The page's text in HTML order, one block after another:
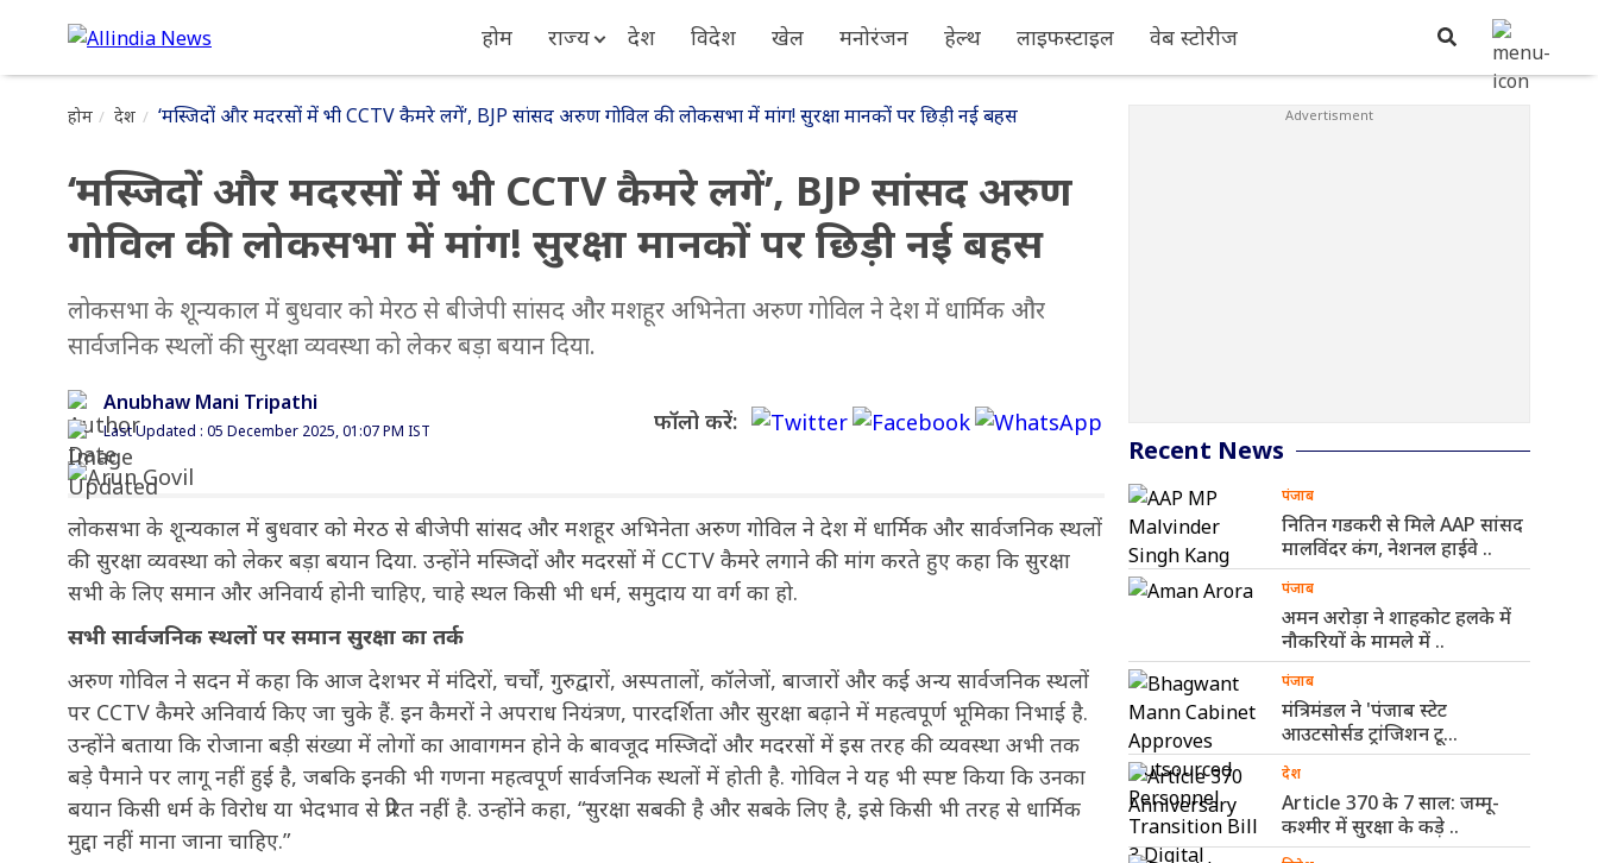
होम राज्य देश विदेश खेल मनोरंजन हेल्थ लाइफस्टाइल वेब स्टोरीज
होम देश ‘मस्जिदों और मदरसों में भी CCTV कैमरे लगें’, BJP सांसद अरुण गोविल की लोकसभा में मांग! सुरक्षा मानकों पर छिड़ी नई बहस
‘मस्जिदों और मदरसों में भी CCTV कैमरे लगें’, BJP सांसद अरुण
गोविल की लोकसभा में मांग! सुरक्षा मानकों पर छिड़ी नई बहस
लोकसभा के शून्यकाल में बुधवार को मेरठ से बीजेपी सांसद और मशहूर अभिनेता अरुण गोविल ने देश में धार्मिक और
सार्वजनिक स्थलों की सुरक्षा व्यवस्था को लेकर बड़ा बयान दिया.
Anubhaw Mani Tripathi
Last Updated : 05 December 2025, 01:07 PM IST फॉलो करें:
लोकसभा के शून्यकाल में बुधवार को मेरठ से बीजेपी सांसद और मशहूर अभिनेता अरुण गोविल ने देश में धार्मिक और सार्वजनिक स्थलों
की सुरक्षा व्यवस्था को लेकर बड़ा बयान दिया. उन्होंने मस्जिदों और मदरसों में CCTV कैमरे लगाने की मांग करते हुए कहा कि सुरक्षा
सभी के लिए समान और अनिवार्य होनी चाहिए, चाहे स्थल किसी भी धर्म, समुदाय या वर्ग का हो.
सभी सार्वजनिक स्थलों पर समान सुरक्षा का तर्क
अरुण गोविल ने सदन में कहा कि आज देशभर में मंदिरों, चर्चों, गुरुद्वारों, अस्पतालों, कॉलेजों, बाजारों और कई अन्य सार्वजनिक स्थलों
पर CCTV कैमरे अनिवार्य किए जा चुके हैं. इन कैमरों ने अपराध नियंत्रण, पारदर्शिता और सुरक्षा बढ़ाने में महत्वपूर्ण भूमिका निभाई है.
उन्होंने बताया कि रोजाना बड़ी संख्या में लोगों का आवागमन होने के बावजूद मस्जिदों और मदरसों में इस तरह की व्यवस्था अभी तक
बड़े पैमाने पर लागू नहीं हुई है, जबकि इनकी भी गणना महत्वपूर्ण सार्वजनिक स्थलों में होती है. गोविल ने यह भी स्पष्ट किया कि उनका
बयान किसी धर्म के विरोध या भेदभाव से प्रेरित नहीं है. उन्होंने कहा, “सुरक्षा सबकी है और सबके लिए है, इसे किसी भी तरह से धार्मिक
मुद्दा नहीं माना जाना चाहिए.”
Recent News
पंजाब
नितिन गडकरी से मिले AAP सांसद
मालविंदर कंग, नेशनल हाईवे ..
पंजाब
अमन अरोड़ा ने शाहकोट हलके में
नौकरियों के मामले में ..
पंजाब
मंत्रिमंडल ने 'पंजाब स्टेट
आउटसोर्सड ट्रांजिशन टू
कॉन्ट्रैक्चुअल एंगेजमेंट
विधेयक-2026' ..
देश
Article 370 के 7 साल: जम्मू-
कश्मीर में सुरक्षा के कड़े ..